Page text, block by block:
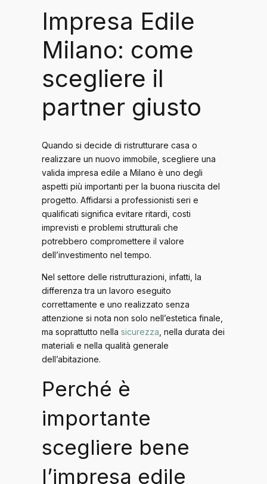
Impresa Edile
Milano: come
scegliere il
partner giusto
Quando si decide di ristrutturare casa o
realizzare un nuovo immobile, scegliere una
valida impresa edile a Milano è uno degli
aspetti più importanti per la buona riuscita del
progetto. Affidarsi a professionisti seri e
qualificati significa evitare ritardi, costi
imprevisti e problemi strutturali che
potrebbero compromettere il valore
dell’investimento nel tempo.
Nel settore delle ristrutturazioni, infatti, la
differenza tra un lavoro eseguito
correttamente e uno realizzato senza
attenzione si nota non solo nell’estetica finale,
ma soprattutto nella sicurezza , nella durata dei
materiali e nella qualità generale
dell’abitazione.
Perché è
importante
scegliere bene
l’impresa edile